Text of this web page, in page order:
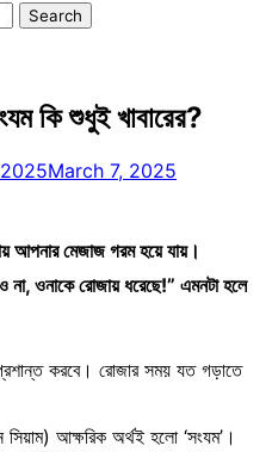
কি শুধুই খাবারের?
March 7, 2025
আপনার মেজাজ গরম হয়ে যায়।
ওনাকে রোজায় ধরেছে!” এমনটা হলে
করবে। রোজার সময় যত গড়াতে
সিয়াম) আক্ষরিক অর্থই হলো ‘সংযম’।